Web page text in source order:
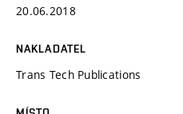
20.06.2018
NAKLADATEL
Trans Tech Publications